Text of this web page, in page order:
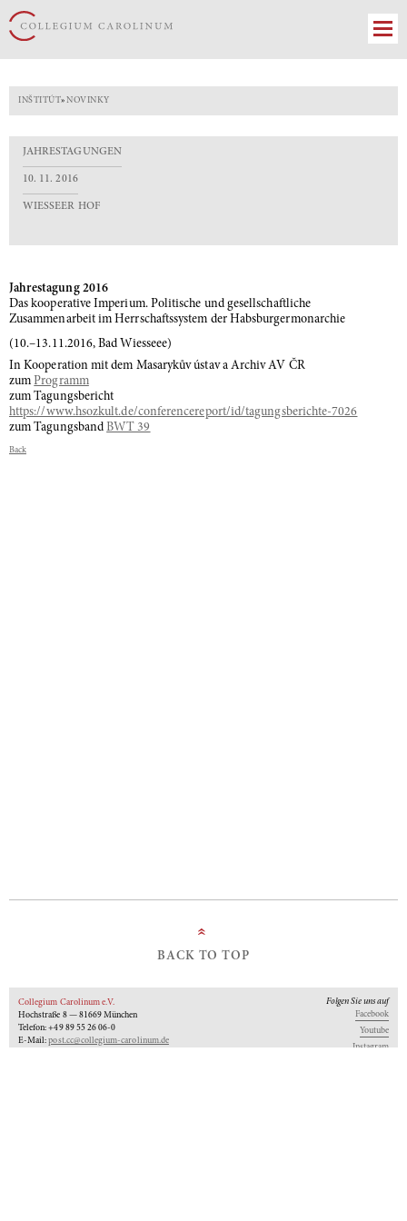
INŠTITÚT» NOVINKY
JAHRESTAGUNGEN
10. 11. 2016
WIESSEER HOF
Jahrestagung 2016
Das kooperative Imperium. Politische und gesellschaftliche
Zusammenarbeit im Herrschaftssystem der Habsburgermonarchie
(10.–13.11.2016, Bad Wiesseee)
In Kooperation mit dem Masarykův ústav a Archiv AV ČR
zumProgramm
zum Tagungsbericht
https://www.hsozkult.de/conferencereport/id/tagungsberichte-7026
zum TagungsbandBWT 39
Back
»
BACK TO TOP
Collegium Carolinum e.V.
Hochstraße 8 — 81669 München
Telefon: +49 89 55 26 06-0
E-Mail:post.cc@collegium-carolinum.de
Folgen Sie uns auf
Facebook
Youtube
Instagram